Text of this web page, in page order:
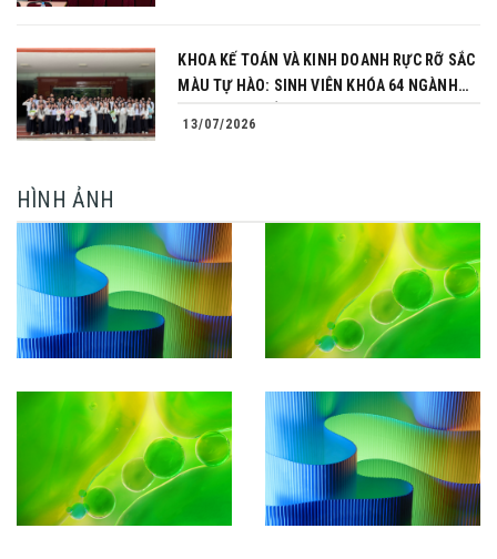
KHOA KẾ TOÁN VÀ KINH DOANH RỰC RỠ SẮC
MÀU TỰ HÀO: SINH VIÊN KHÓA 64 NGÀNH
13/07/2026
HÌNH ẢNH